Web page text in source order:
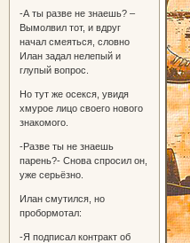
-А ты разве не знаешь? –
Вымолвил тот, и вдруг
начал смеяться, словно
Илан задал нелепый и
глупый вопрос.
Но тут же осекся, увидя
хмурое лицо своего нового
знакомого.
-Разве ты не знаешь
парень?- Снова спросил он,
уже серьёзно.
Илан смутился, но
пробормотал:
-Я подписал контракт об